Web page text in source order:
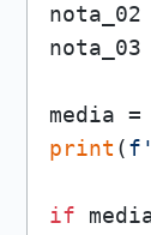
nota_02
nota_03
media
print (
if